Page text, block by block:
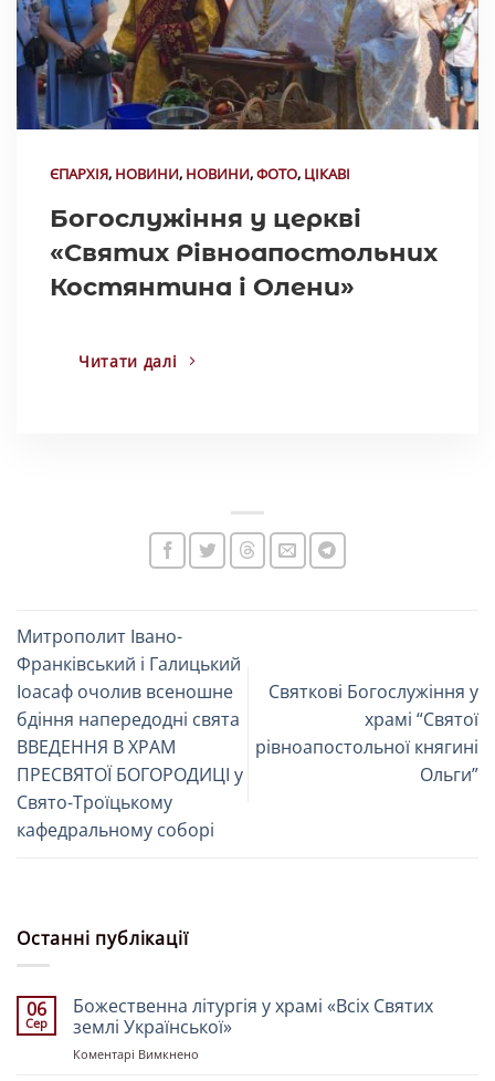
ЄПАРХІЯ, НОВИНИ, НОВИНИ,ФОТО, ЦІКАВІ
Богослужіння у церкві
«Святих Рівноапостольних
Костянтина і Олени»
Читати далі
Митрополит Івано-
Франківський і Галицький
Іоасаф очолив всеношне
бдіння напередодні свята
ВВЕДЕННЯ В ХРАМ
ПРЕСВЯТОЇ БОГОРОДИЦІ у
Свято-Троїцькому
кафедральному соборі
Святкові Богослужіння у
храмі “Святої
рівноапостольної княгині
Ольги”
Останні публікації
06
Сер
Божественна літургія у храмі «Всіх Святих
землі Української»
Коментарі Вимкнено